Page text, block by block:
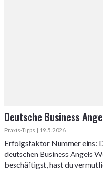
Deutsche Business
Praxis-Tipps | 19.5.2026
Erfolgsfaktor Nummer eins:
deutschen Business Angels
beschäftigst, hast du